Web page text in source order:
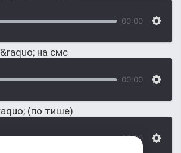
00:00
на смс
00:00
(по тише)
00:00